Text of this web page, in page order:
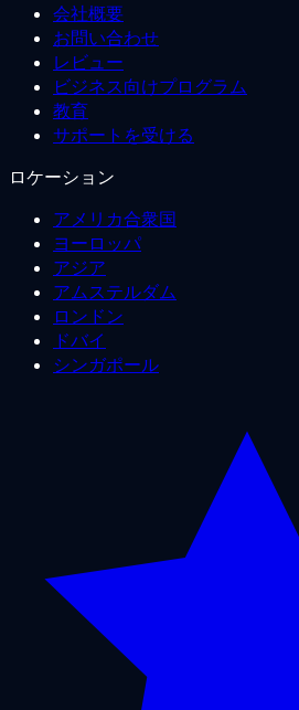
会社概要
お問い合わせ
レビュー
ビジネス向けプログラム
教育
サポートを受ける
ロケーション
アメリカ合衆国
ヨーロッパ
アジア
アムステルダム
ロンドン
ドバイ
シンガポール